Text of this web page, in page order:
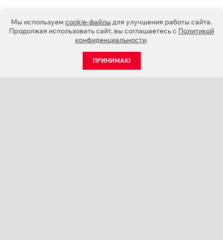
Мы используем cookie-файлы для улучшения работы сайта.
Продолжая использовать сайт, вы соглашаетесь с Политикой
конфиденциальности.
ПРИНИМАЮ